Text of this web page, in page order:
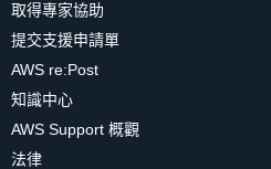
取得專家協助
提交支援申請單
AWS re:Post
知識中心
AWS Support 概觀
法律